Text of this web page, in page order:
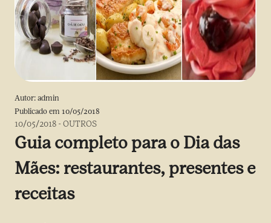
Autor: admin
Publicado em 10/05/2018
10/05/2018 -OUTROS
Guia completo para o Dia das
Mães: restaurantes, presentes e
receitas